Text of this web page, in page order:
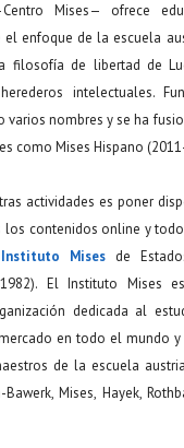
Mises— ofrece
el enfoque de la escuela
filosofía de libertad de
intelectuales.
varios nombres y se ha
como Mises Hispano
actividades es poner
los contenidos online y
Instituto Mises de
El Instituto Mises
dedicada al
en todo el mundo y
de la escuela
Bawerk, Mises, Hayek,